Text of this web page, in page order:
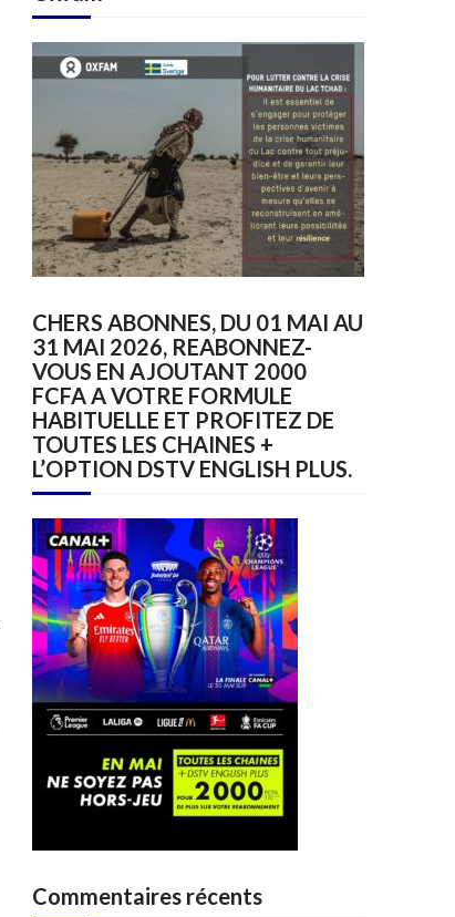
CHERS ABONNES, DU 01 MAI AU
31 MAI 2026, REABONNEZ-
VOUS EN AJOUTANT 2000
FCFA A VOTRE FORMULE
HABITUELLE ET PROFITEZ DE
TOUTES LES CHAINES +
L’OPTION DSTV ENGLISH PLUS.
Commentaires récents